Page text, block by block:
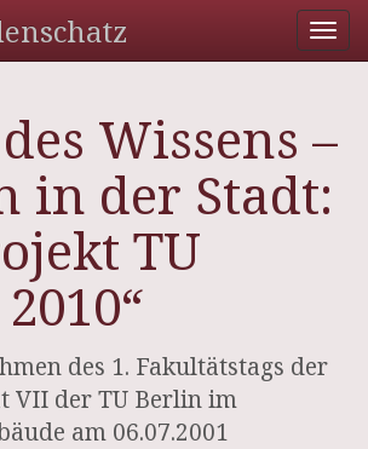
Wissens –
in der Stadt:
TU
des 1. Fakultätstags der
VII der TU Berlin im
am 06.07.2001